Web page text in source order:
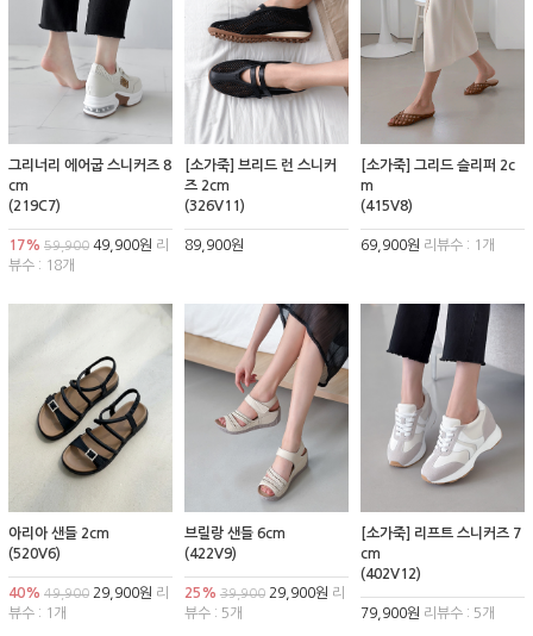
그리너리 에어굽 스니커즈 8
cm
(219C7)
17% 59,900 49,900원 리
뷰수 : 18개
[소가죽] 브리드 런 스니커
즈 2cm
(326V11)
89,900원
[소가죽] 그리드 슬리퍼 2c
m
(415V8)
69,900원 리뷰수 : 1개
아리아 샌들 2cm
(520V6)
40% 49,900 29,900원 리
뷰수 : 1개
브릴랑 샌들 6cm
(422V9)
25% 39,90029,900원 리
뷰수 : 5개
[소가죽] 리프트 스니커즈 7
cm
(402V12)
79,900원 리뷰수 : 5개